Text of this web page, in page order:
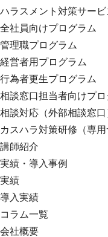
ハラスメント対策サービ
全社員向けプログラム
管理職プログラム
経営者用プログラム
行為者更生プログラム
相談窓口担当者向けプロ
相談対応（外部相談窓口
カスハラ対策研修（専用
講師紹介
実績・導入事例
実績
導入実績
コラム一覧
会社概要